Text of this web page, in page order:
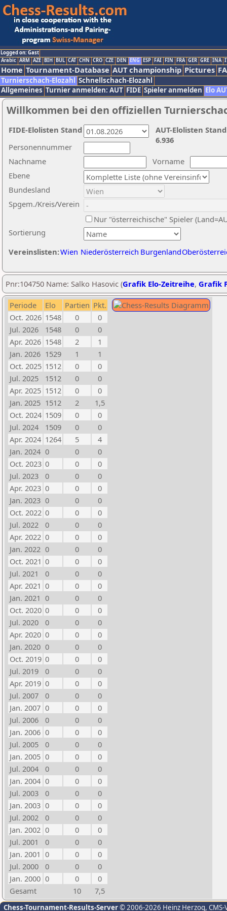
Logged on: Gast
Arabic ARM AZE BIH BUL CAT CHN CRO CZE DEN ENG ESP FAI FIN FRA GER GRE INA
Home Tournament-Database AUT championship Pictures
Turnierschach-Elozahl Schnellschach-Elozahl
Allgemeines Turnier anmelden: AUT FIDE Spieler anmelden Elo
Willkommen bei den offiziellen
Nachname
Vorname
Ebene
Sortierung
Personennummer
Bundesland
Spgem./Kreis/Verein
Nur "österreichische" Spieler
Vereinslisten:Wien Niederösterreich Burgenland
AUT-Elolisten
6.936
FIDE-Elolisten Stand
Pnr:104750 Name: Salko Hasovic (Grafik Elo-Zeitreihe, Grafik
Periode Elo Partien Pkt.
Oct. 2026 1548 0
0
Jul. 2026
1548 0
0
Apr. 2026 1548 2
1
Jan. 2026 1529 1
1
Oct. 2025 1512 0
0
Jul. 2025
1512 0
0
Apr. 2025 1512 0
0
Jan. 2025 1512 2
1,5
Oct. 2024 1509 0
0
Jul. 2024
1509 0
0
Apr. 2024 1264 5
4
Jan. 2024 0 0
0
Oct. 2023 0 0
0
Jul. 2023
0 0
0
Apr. 2023 0 0
0
Jan. 2023 0 0
0
Oct. 2022 0 0
0
Jul. 2022
0 0
0
Apr. 2022 0 0
0
Jan. 2022 0 0
0
Oct. 2021 0 0
0
Jul. 2021
0 0
0
Apr. 2021 0 0
0
Jan. 2021 0 0
0
Oct. 2020 0 0
0
Jul. 2020
0 0
0
Apr. 2020 0 0
0
Jan. 2020 0 0
0
Oct. 2019 0 0
0
Jul. 2019
0 0
0
Apr. 2019 0 0
0
Jul. 2007
0 0
0
Jan. 2007 0 0
0
Jul. 2006
0 0
0
Jan. 2006 0 0
0
Jul. 2005
0 0
0
Jan. 2005 0 0
0
Jul. 2004
0 0
0
Jan. 2004 0 0
0
Jul. 2003
0 0
0
Jan. 2003 0 0
0
Jul. 2002
0 0
0
Jan. 2002 0 0
0
Jul. 2001
0 0
0
Jan. 2001 0 0
0
Jul. 2000
0 0
0
Jan. 2000 0 0
0
Gesamt
10 7,5
Chess-Tournament-Results-Server© 2006-2026 Heinz Herzog,